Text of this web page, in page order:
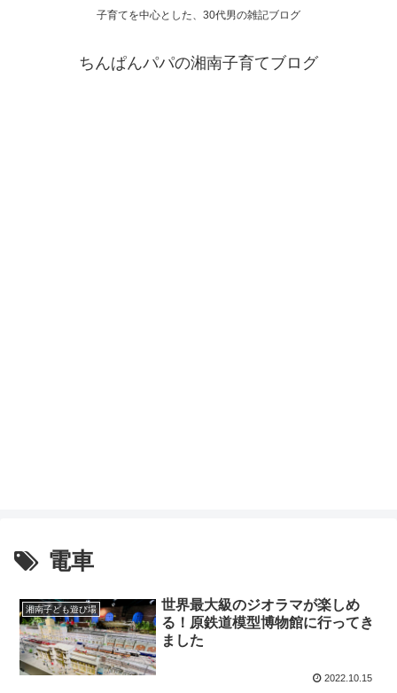
子育てを中心とした、30代男の雑記ブログ
ちんぱんパパの湘南子育てブログ
電車
湘南子ども遊び場
世界最大級のジオラマが楽しめ
る！原鉄道模型博物館に行ってき
ました
2022.10.15